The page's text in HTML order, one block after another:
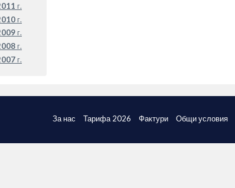
г.
г.
г.
г.
г.
За нас Тарифа 2026 Фактури Общи условия